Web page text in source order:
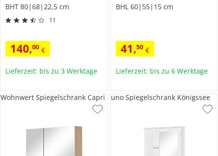
BHT 80|68|22,5 cm
11
140,00 €
Lieferzeit: bis zu 3 Werktage
BHL 60|55|15 cm
41,50 €
Lieferzeit: bis zu 6 Werktage
Wohnwert Spiegelschrank Capri uno Spiegelschrank Königssee